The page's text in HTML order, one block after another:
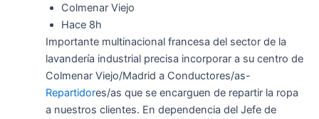
Colmenar Viejo
Hace 8h
Importante multinacional francesa del sector de la
lavandería industrial precisa incorporar a su centro de
Colmenar Viejo/Madrid a Conductores/as-
Repartidores/as que se encarguen de repartir la ropa
a nuestros clientes. En dependencia del Jefe de